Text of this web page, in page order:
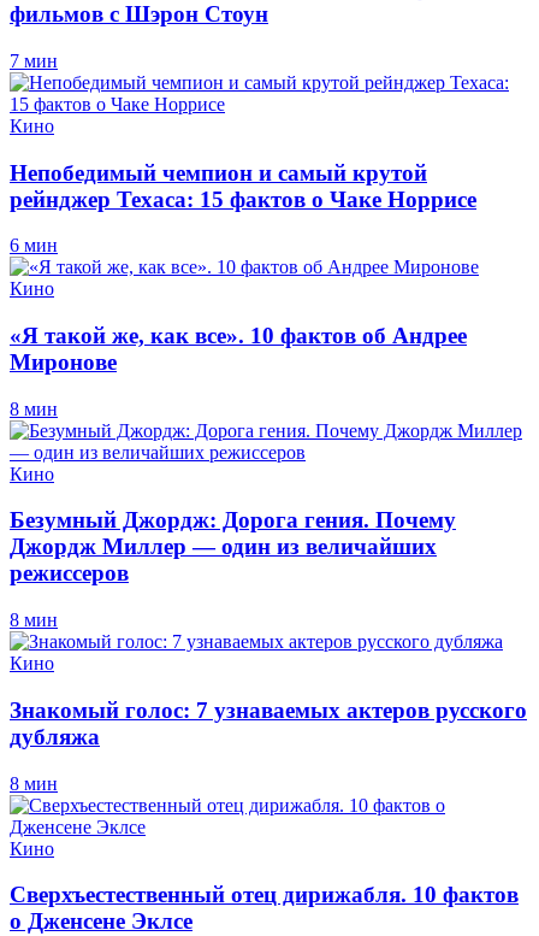
фильмов с Шэрон Стоун
7 мин
Кино
Непобедимый чемпион и самый крутой
рейнджер Техаса: 15 фактов о Чаке Норрисе
6 мин
Кино
«Я такой же, как все». 10 фактов об Андрее
Миронове
8 мин
Кино
Безумный Джордж: Дорога гения. Почему
Джордж Миллер — один из величайших
режиссеров
8 мин
Кино
Знакомый голос: 7 узнаваемых актеров русского
дубляжа
8 мин
Кино
Сверхъестественный отец дирижабля. 10 фактов
о Дженсене Эклсе